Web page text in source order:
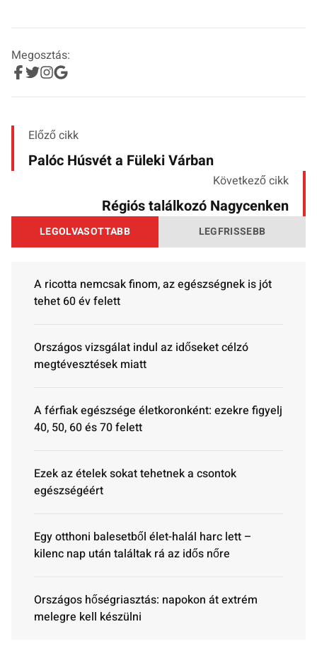
Megosztás:
Előző cikk
Palóc Húsvét a Füleki Várban
Következő cikk
Régiós találkozó Nagycenken
LEGOLVASOTTABB LEGFRISSEBB
A ricotta nemcsak finom, az egészségnek is jót
tehet 60 év felett
Országos vizsgálat indul az időseket célzó
megtévesztések miatt
A férfiak egészsége életkoronként: ezekre figyelj
40, 50, 60 és 70 felett
Ezek az ételek sokat tehetnek a csontok
egészségéért
Egy otthoni balesetből élet-halál harc lett –
kilenc nap után találtak rá az idős nőre
Országos hőségriasztás: napokon át extrém
melegre kell készülni